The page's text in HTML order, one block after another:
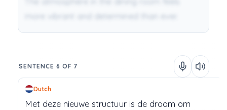
SENTENCE 6 OF 7
Dutch
Met deze nieuwe structuur is de droom om